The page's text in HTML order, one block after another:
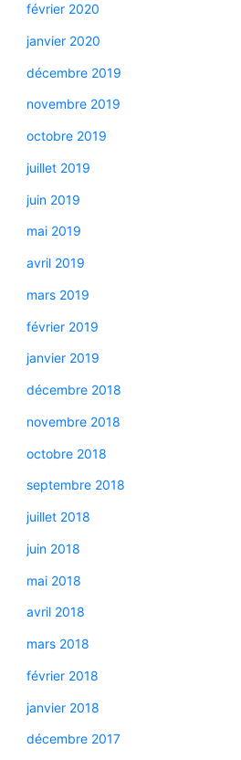
février 2020
janvier 2020
décembre 2019
novembre 2019
octobre 2019
juillet 2019
juin 2019
mai 2019
avril 2019
mars 2019
février 2019
janvier 2019
décembre 2018
novembre 2018
octobre 2018
septembre 2018
juillet 2018
juin 2018
mai 2018
avril 2018
mars 2018
février 2018
janvier 2018
décembre 2017